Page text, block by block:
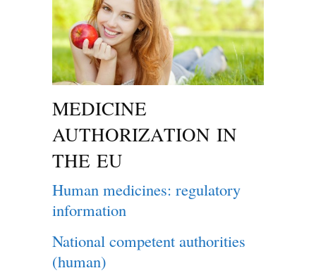
MEDICINE
AUTHORIZATION IN
THE EU
Human medicines: regulatory
information
National competent authorities
(human)